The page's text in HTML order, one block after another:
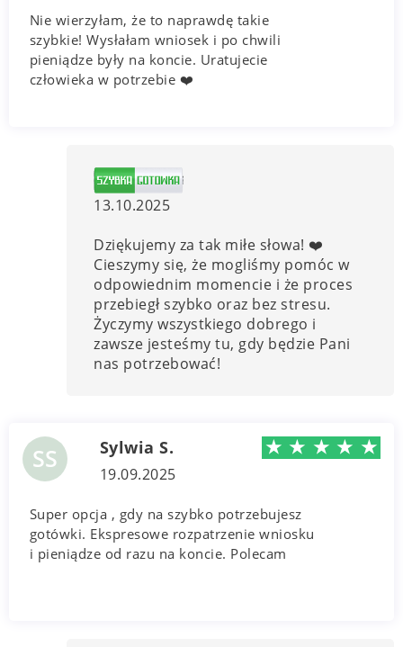
Nie wierzyłam, że to naprawdę takie
szybkie! Wysłałam wniosek i po chwili
pieniądze były na koncie. Uratujecie
człowieka w potrzebie ❤️
13.10.2025
Dziękujemy za tak miłe słowa! ❤️
Cieszymy się, że mogliśmy pomóc w
odpowiednim momencie i że proces
przebiegł szybko oraz bez stresu.
Życzymy wszystkiego dobrego i
zawsze jesteśmy tu, gdy będzie Pani
nas potrzebować!
SS Sylwia S. ★ ★ ★ ★ ★
19.09.2025
Super opcja , gdy na szybko potrzebujesz
gotówki. Ekspresowe rozpatrzenie wniosku
i pieniądze od razu na koncie. Polecam